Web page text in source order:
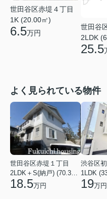
世田谷区赤堤４丁目
1K (20.00㎡)
6.5万円
世田谷
2LDK
25.5
よく見られている物件
世田谷区赤堤１丁目
2LDK＋S(納戸) (70.38㎡)
18.5万円
渋谷区
1LDK
19万円